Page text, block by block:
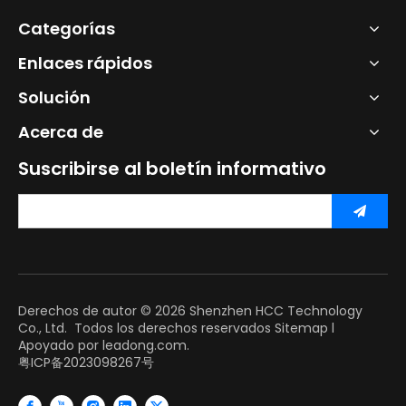
Categorías
Enlaces rápidos
Solución
Acerca de
Suscribirse al boletín informativo
Derechos de autor © 2026 Shenzhen HCC Technology
Co., Ltd. Todos los derechos reservados Sitemap l
Apoyado por leadong.com.
粤ICP备2023098267号